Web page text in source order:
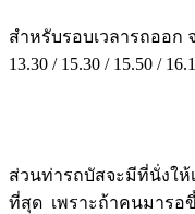
สำหรับรอบเวลารถออก
13.30 / 15.30 / 15.50 /
ส่วนท่ารถบัสจะมีที่นั่งให้
ที่สุด เพราะถ้าคนมารอ